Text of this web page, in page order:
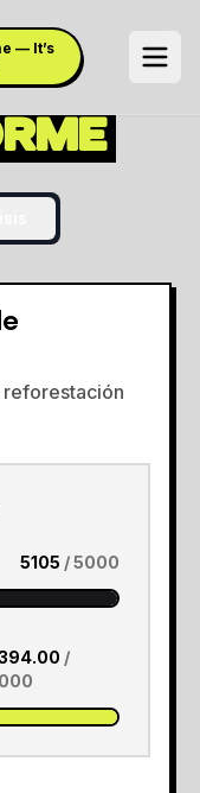
— It’s
reforestación
5105 /5000
/